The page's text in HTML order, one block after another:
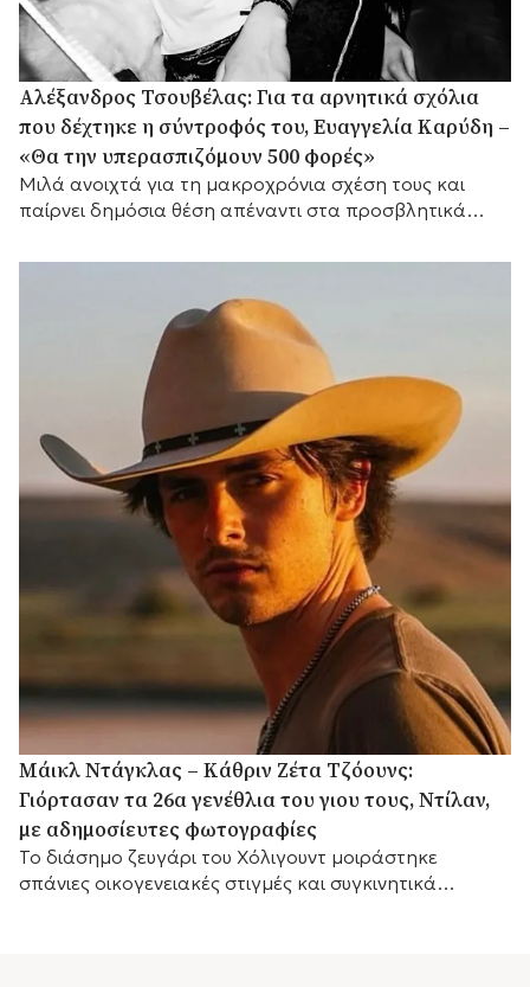
Αλέξανδρος Τσουβέλας: Για τα αρνητικά σχόλια
που δέχτηκε η σύντροφός του, Ευαγγελία Καρύδη –
«Θα την υπερασπιζόμουν 500 φορές»
Μιλά ανοιχτά για τη μακροχρόνια σχέση τους και
παίρνει δημόσια θέση απέναντι στα προσβλητικά
Μάικλ Ντάγκλας – Κάθριν Ζέτα Τζόουνς:
Γιόρτασαν τα 26α γενέθλια του γιου τους, Ντίλαν,
με αδημοσίευτες φωτογραφίες
Το διάσημο ζευγάρι του Χόλιγουντ μοιράστηκε
σπάνιες οικογενειακές στιγμές και συγκινητικά